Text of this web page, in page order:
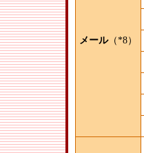
メール（*8）